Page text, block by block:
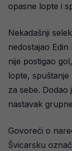
opasne lopte i
Nekadašnji
nedostajao
nije postigao
lopte,
za sebe. Dodao
nastavak
Govoreći o
Švicarsku